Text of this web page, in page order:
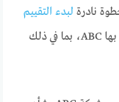
نادرة لبدء التقييم
من تراخيص البث الثمانية التي تحتفظ بها ABC، بما في ذلك